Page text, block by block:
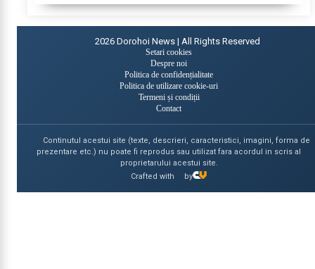
2026 Dorohoi News | All Rights Reserved
Setari cookies
Despre noi
Politica de confidențialitate
Politica de utilizare cookie-uri
Termeni și condiții
Contact
Continutul acestui site (texte, descrieri, caracteristici, imagini, forma de
prezentare etc.) nu poate fi reprodus sau utilizat fara acordul in scris al
proprietarului acestui site.
Crafted with
by